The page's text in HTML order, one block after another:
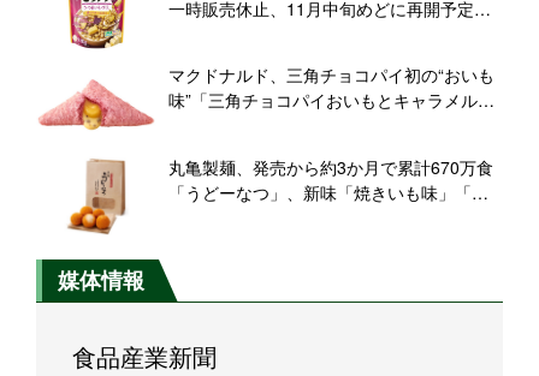
一時販売休止、11月中旬めどに再開予定、
マクドナルド、三角チョコパイ初の“おいも
味”「三角チョコパイおいもとキャラメル」
丸亀製麺、発売から約3か月で累計670万食
「うどーなつ」、新味「焼きいも味」「ピ
媒体情報
食品産業新聞